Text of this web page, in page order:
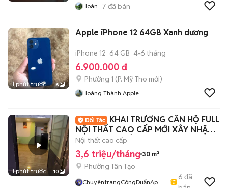
Hoàn 7 đã bán
1 phút trước 6
Apple iPhone 12 64GB Xanh dương
iPhone 12 64 GB 4-6 tháng
6.900.000 đ
Phường 1 (P. Mỹ Tho mới)
Hoàng Thành Apple
1 phút trước 10
KHAI TRƯƠNG CĂN HỘ FULL
NỘI THẤT CAO CẤP MỚI XÂY NHẬN
GIỮ PHÒNG ĐẦU T8
Nội thất cao cấp
3,6 triệu/tháng 30 m²
Phường Tân Tạo
ChuyêntrangCôngDuẩnApar
6 đã